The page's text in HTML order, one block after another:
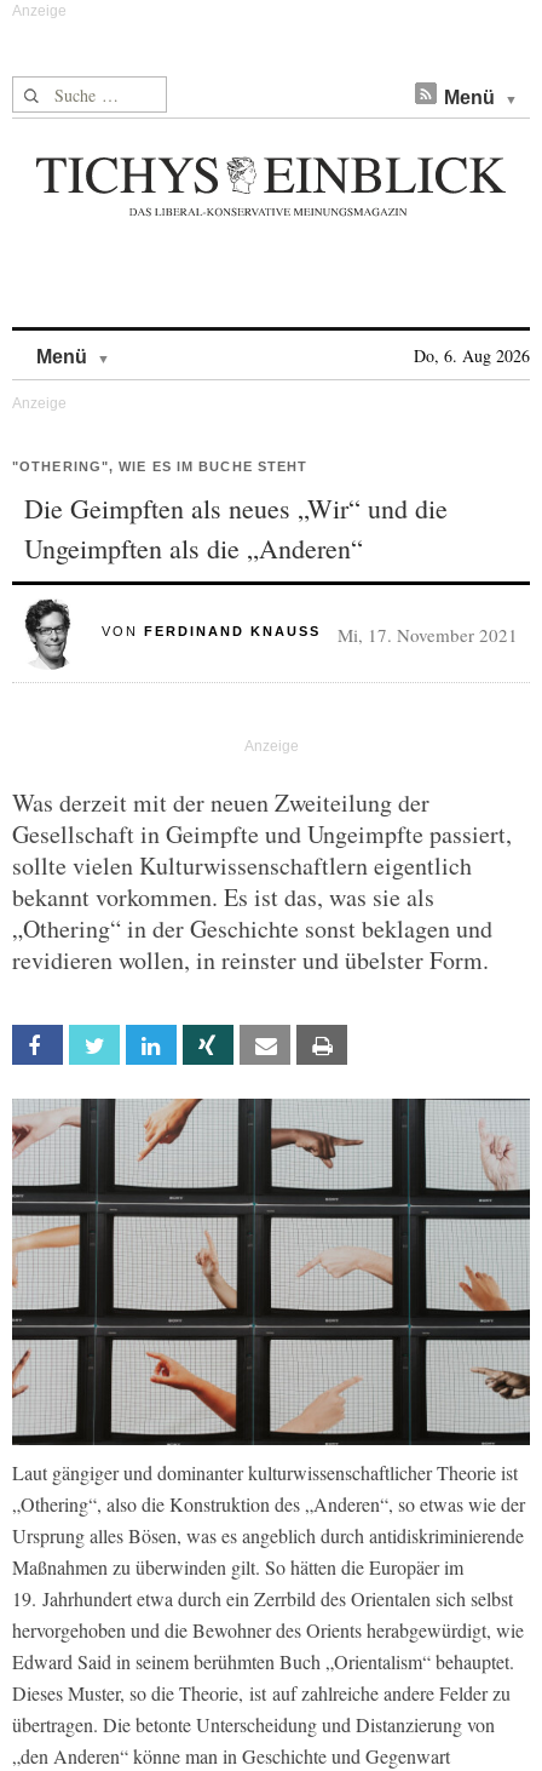
Suche nach: Menü
Menü Do, 6. Aug 2026
"OTHERING", WIE ES IM BUCHE STEHT
Die Geimpften als neues „Wir“ und die
Ungeimpften als die „Anderen“
VON FERDINAND KNAUSS Mi, 17. November 2021
Was derzeit mit der neuen Zweiteilung der
Gesellschaft in Geimpfte und Ungeimpfte passiert,
sollte vielen Kulturwissenschaftlern eigentlich
bekannt vorkommen. Es ist das, was sie als
„Othering“ in der Geschichte sonst beklagen und
revidieren wollen, in reinster und übelster Form.
Facebook Twitter Linkedin Xing Email
Laut gängiger und dominanter kulturwissenschaftlicher Theorie ist
„Othering“, also die Konstruktion des „Anderen“, so etwas wie der
Ursprung alles Bösen, was es angeblich durch antidiskriminierende
Maßnahmen zu überwinden gilt. So hätten die Europäer im
19. Jahrhundert etwa durch ein Zerrbild des Orientalen sich selbst
hervorgehoben und die Bewohner des Orients herabgewürdigt, wie
Edward Said in seinem berühmten Buch „Orientalism“ behauptet.
Dieses Muster, so die Theorie, ist auf zahlreiche andere Felder zu
übertragen. Die betonte Unterscheidung und Distanzierung von
„den Anderen“ könne man in Geschichte und Gegenwart